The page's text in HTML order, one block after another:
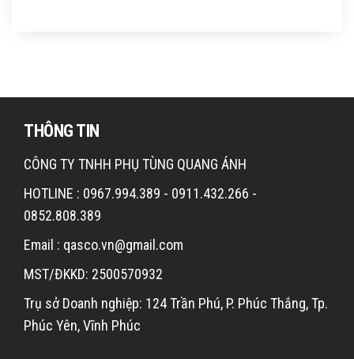
THÔNG TIN
CÔNG TY TNHH PHỤ TÙNG QUANG ÁNH
HOTLINE : 0967.994.389 - 0911.432.266 -
0852.808.389
Email : qasco.vn@gmail.com
MST/ĐKKD: 2500570932
Trụ sở Doanh nghiệp: 124 Trần Phú, P. Phúc Thắng, Tp.
Phúc Yên, Vĩnh Phúc